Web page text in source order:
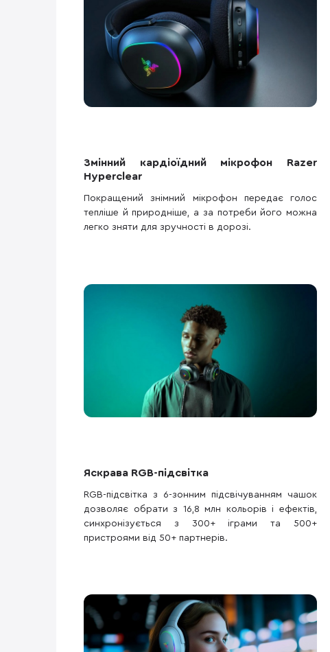
Змінний кардіоїдний мікрофон Razer
Hyperclear
Покращений знімний мікрофон передає голос
тепліше й природніше, а за потреби його можна
легко зняти для зручності в дорозі.
Яскрава RGB-підсвітка
RGB-підсвітка з 6-зонним підсвічуванням чашок
дозволяє обрати з 16,8 млн кольорів і ефектів,
синхронізується з 300+ іграми та 500+
пристроями від 50+ партнерів.